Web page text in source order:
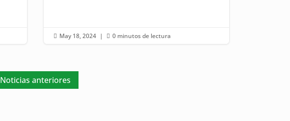
 May 18, 2024 |  0 minutos de lectura
Noticias anteriores